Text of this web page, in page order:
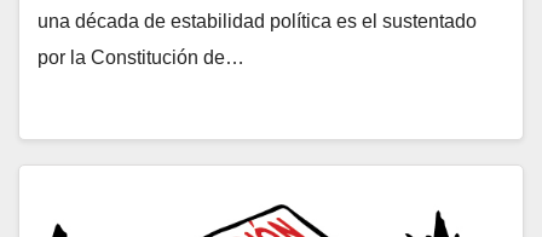
una década de estabilidad política es el sustentado
por la Constitución de…